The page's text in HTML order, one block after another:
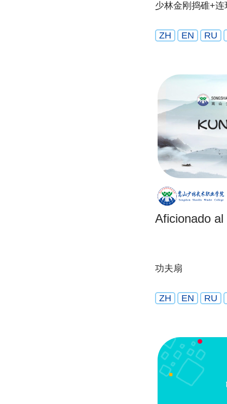
少林金刚捣碓+连
ZH EN RU
Aficionado
功夫扇
ZH EN RU